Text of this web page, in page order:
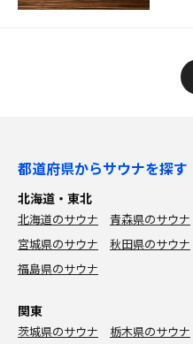
都道府県からサウナを探す
北海道・東北
北海道のサウナ 青森県のサウナ
宮城県のサウナ
秋田県のサウナ
福島県のサウナ
関東
茨城県のサウナ 栃木県のサウナ